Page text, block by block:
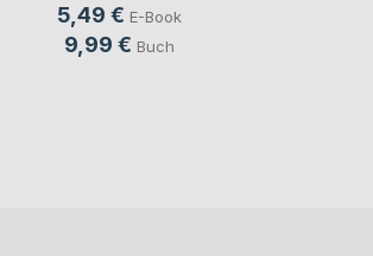
5,49 € E-Book
9,99 € Buch